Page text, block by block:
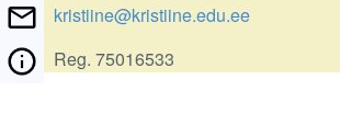
kristiine@kristiine.edu.ee
Reg. 75016533